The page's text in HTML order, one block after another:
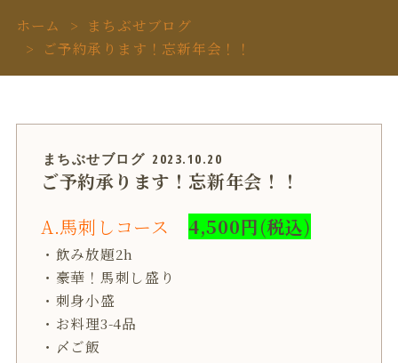
ホーム
まちぶせブログ
ご予約承ります！忘新年会！！
まちぶせブログ 2023.10.20
ご予約承ります！忘新年会！！
A.馬刺しコース
4,500円(税込)
・飲み放題2h
・豪華！馬刺し盛り
・刺身小盛
・お料理3-4品
・〆ご飯